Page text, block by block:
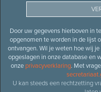
Door uw gegevens hierboven in
opgenomen te worden in de lijst
ontvangen. Wil je weten hoe wij
opgeslagen in onze database en
onze privacyverklaring. Met
U kan steeds een rechtzetting